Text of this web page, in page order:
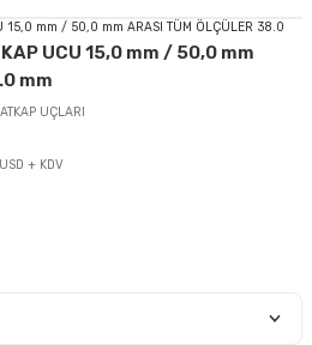
UCU 15,0 mm / 50,0 mm
mm
UÇLARI
+ KDV